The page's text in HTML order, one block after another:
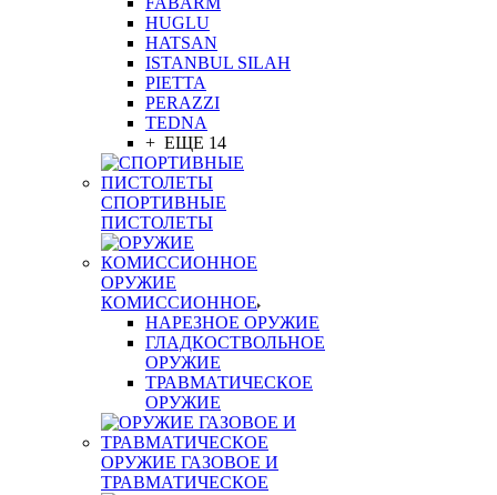
HUGLU
HATSAN
ISTANBUL SILAH
PIETTA
PERAZZI
TEDNA
+ ЕЩЕ 14
СПОРТИВНЫЕ
ПИСТОЛЕТЫ
ОРУЖИЕ
КОМИССИОННОЕ
НАРЕЗНОЕ ОРУЖИЕ
ГЛАДКОСТВОЛЬНОЕ
ОРУЖИЕ
ТРАВМАТИЧЕСКОЕ
ОРУЖИЕ
ОРУЖИЕ ГАЗОВОЕ И
ТРАВМАТИЧЕСКОЕ